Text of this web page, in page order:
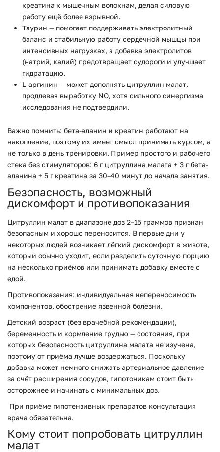
креатина к мышечным волокнам, делая силовую
работу ещё более взрывной.
Таурин — помогает поддерживать электролитный
баланс и стабильную работу сердечной мышцы при
интенсивных нагрузках, а добавка электролитов
(натрий, калий) предотвращает судороги и улучшает
гидратацию.
L-аргинин — может дополнять цитруллин малат,
продлевая выработку NO, хотя сильного синергизма
исследования не подтвердили.
Важно помнить: бета-аланин и креатин работают на
накопление, поэтому их имеет смысл принимать курсом, а
не только в день тренировки. Пример простого и рабочего
стека без стимуляторов: 6 г цитруллина малата + 3 г бета-
аланина + 5 г креатина за 30–40 минут до начала занятия.
Безопасность, возможный
дискомфорт и противопоказания
Цитруллин малат в диапазоне доз 2–15 граммов признан
безопасным и хорошо переносится. В первые дни у
некоторых людей возникает лёгкий дискомфорт в животе,
который обычно уходит, если разделить суточную порцию
на несколько приёмов или принимать добавку вместе с
едой.
Противопоказания: индивидуальная непереносимость
компонентов, обострение язвенной болезни.
Детский возраст (без врачебной рекомендации),
беременность и кормление грудью — состояния, при
которых безопасность цитруллина малата не изучена,
поэтому от приёма лучше воздержаться. Поскольку
добавка может немного снижать артериальное давление
за счёт расширения сосудов, гипотоникам стоит быть
осторожнее и начинать с минимальных доз.
При приёме гипотензивных препаратов консультация
врача обязательна.
Кому стоит попробовать цитруллин
малат